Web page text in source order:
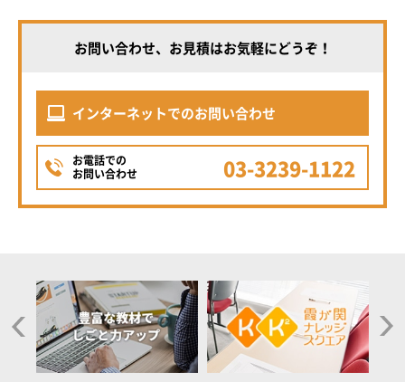
お問い合わせ、お見積はお気軽にどうぞ！
インターネットでのお問い合わせ
お電話での
お問い合わせ
03-3239-1122